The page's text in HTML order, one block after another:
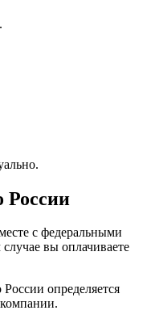
России
с федеральными
вы оплачиваете
определяется